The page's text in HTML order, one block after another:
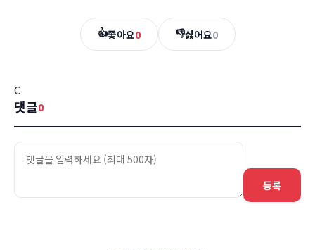
👍좋아요0 👎싫어요0
C
댓글0
등록